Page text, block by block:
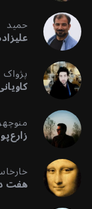
حمید
پژواک
هفت